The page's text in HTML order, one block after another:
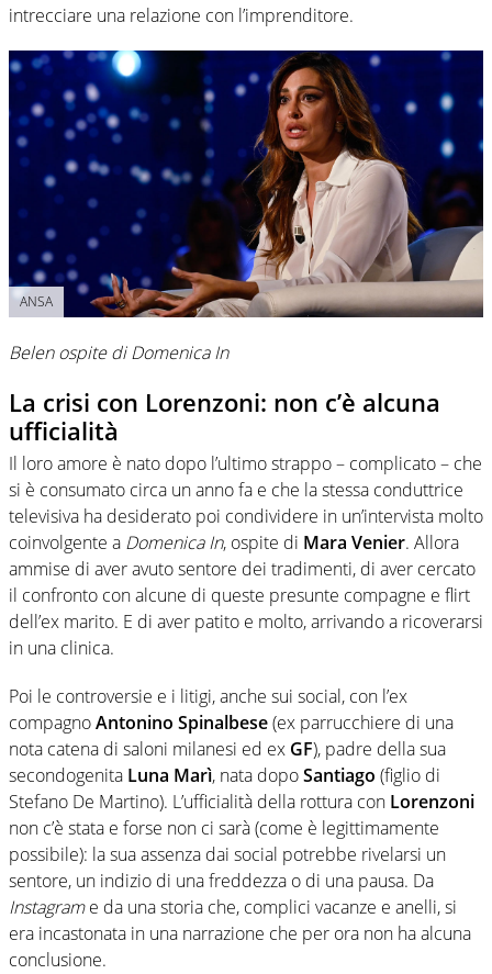
intrecciare una relazione con l’imprenditore.
ANSA
Belen ospite di Domenica In
La crisi con Lorenzoni: non c’è alcuna
ufficialità
Il loro amore è nato dopo l’ultimo strappo – complicato – che
si è consumato circa un anno fa e che la stessa conduttrice
televisiva ha desiderato poi condividere in un’intervista molto
coinvolgente a Domenica In, ospite di Mara Venier. Allora
ammise di aver avuto sentore dei tradimenti, di aver cercato
il confronto con alcune di queste presunte compagne e flirt
dell’ex marito. E di aver patito e molto, arrivando a ricoverarsi
in una clinica.
Poi le controversie e i litigi, anche sui social, con l’ex
compagnoAntonino Spinalbese(ex parrucchiere di una
nota catena di saloni milanesi ed ex GF), padre della sua
secondogenita Luna Marì, nata dopoSantiago (figlio di
Stefano De Martino). L’ufficialità della rottura con Lorenzoni
non c’è stata e forse non ci sarà (come è legittimamente
possibile): la sua assenza dai social potrebbe rivelarsi un
sentore, un indizio di una freddezza o di una pausa. Da
Instagrame da una storia che, complici vacanze e anelli, si
era incastonata in una narrazione che per ora non ha alcuna
conclusione.